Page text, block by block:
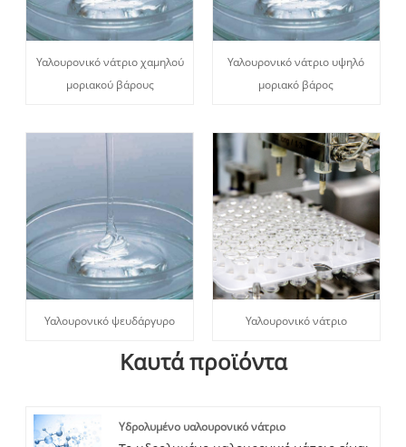
Υαλουρονικό νάτριο χαμηλού
μοριακού βάρους
Υαλουρονικό νάτριο υψηλό
μοριακό βάρος
Υαλουρονικό ψευδάργυρο Υαλουρονικό νάτριο
Καυτά προϊόντα
Υδρολυμένο υαλουρονικό νάτριο